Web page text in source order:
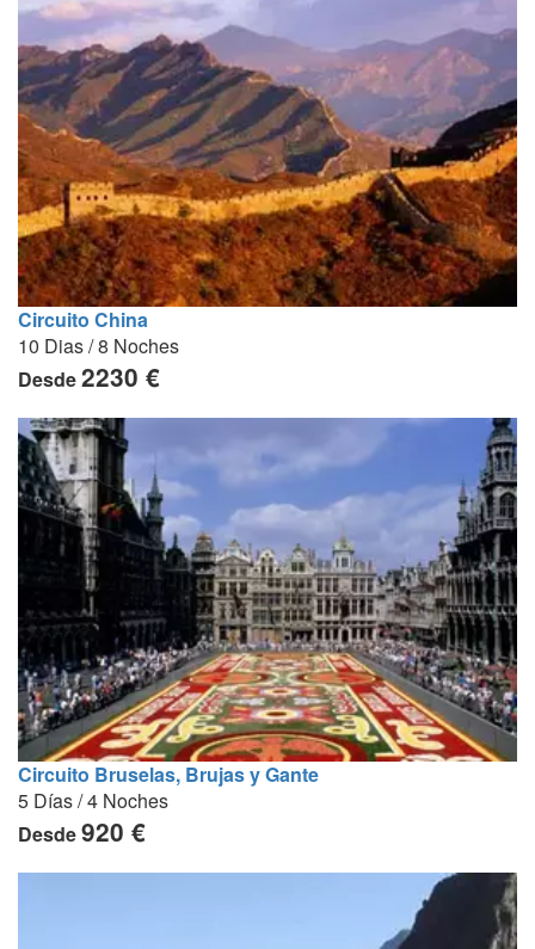
Circuito China
10 Dias / 8 Noches
Desde2230 €
Circuito Bruselas, Brujas y Gante
5 Días / 4 Noches
Desde920 €